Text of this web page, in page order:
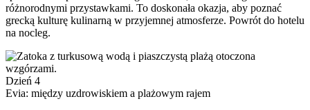
różnorodnymi przystawkami. To doskonała okazja, aby poznać
grecką kulturę kulinarną w przyjemnej atmosferze. Powrót do hotelu
na nocleg.
Dzień 4
Evia: między uzdrowiskiem a plażowym rajem